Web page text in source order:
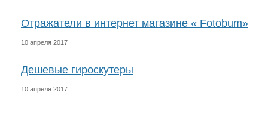
Отражатели в интернет магазине « Fotobum»
10 апреля 2017
Дешевые гироскутеры
10 апреля 2017